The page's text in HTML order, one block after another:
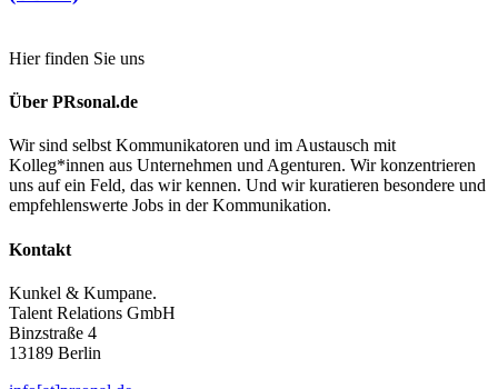
Hier finden Sie uns
Über PRsonal.de
Wir sind selbst Kommunikatoren und im Austausch mit
Kolleg*innen aus Unternehmen und Agenturen. Wir konzentrieren
uns auf ein Feld, das wir kennen. Und wir kuratieren besondere und
empfehlenswerte Jobs in der Kommunikation.
Kontakt
Kunkel & Kumpane.
Talent Relations GmbH
Binzstraße 4
13189 Berlin